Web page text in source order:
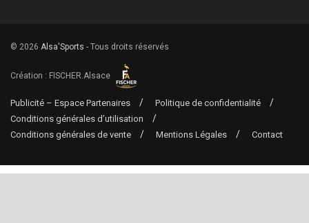
© 2026 Alsa'Sports - Tous droits réservés
Création : FISCHER.Alsace
Publicité – Espace Partenaires
Politique de confidentialité
Conditions générales d’utilisation
Conditions générales de vente
Mentions Légales Contact